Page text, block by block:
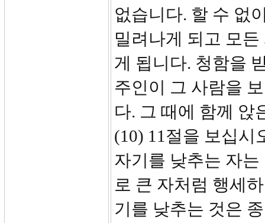
없습니다. 할 수 없
밀려나게 되고 모
게 됩니다. 청함을
주인이 그 사람을
다. 그 때에 함께 앉
(10) 11절을 보십시
자기를 낮추는 자
로 큰 자처럼 행세
기를 낮추는 것은